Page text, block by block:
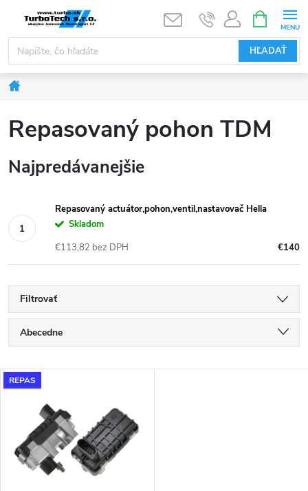
obsah
HĽADAŤ
KOŠÍK
Repasovaný pohon TDM
Najpredávanejšie
Repasovaný actuátor,pohon,ventil,nastavovač Hella
Skladom
€140
€113,82 bez DPH
Filtrovať
R
a
e
n
Abecedne
Najdrahšie
Najpredávanejšie
V
p
REPAS